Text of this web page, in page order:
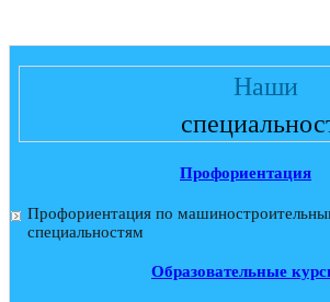
Наши
Профориентация
Профориентация по
специальностям
Образовательные